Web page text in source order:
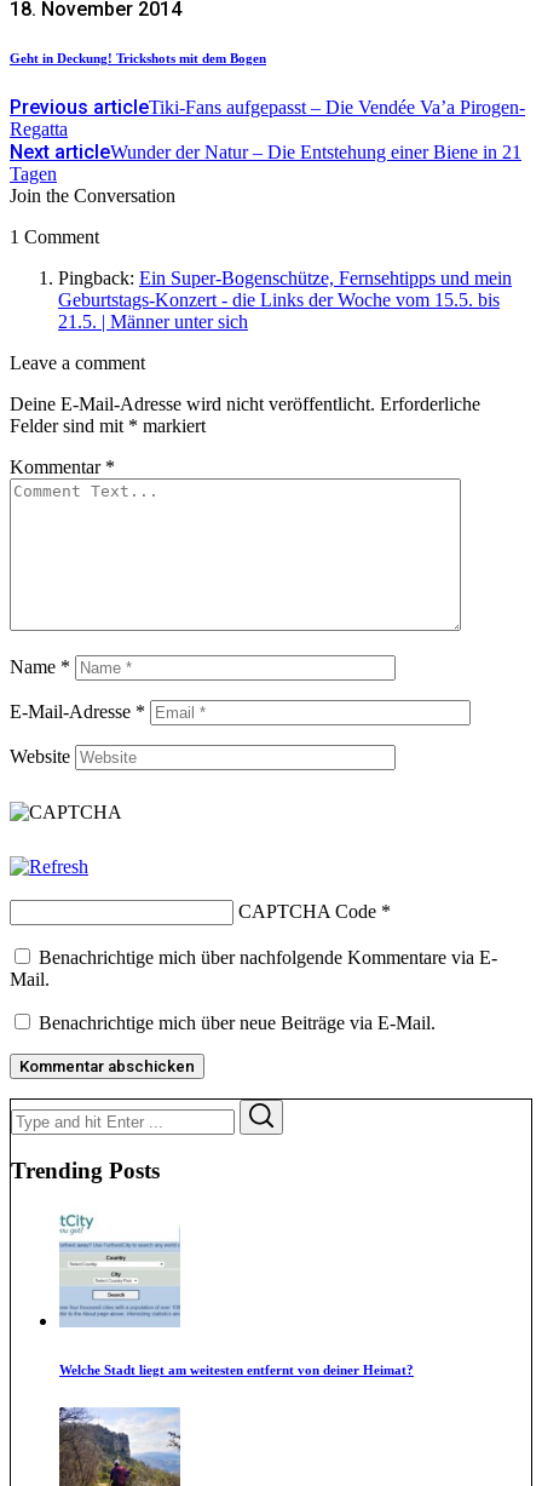
18. November 2014
Geht in Deckung! Trickshots mit dem Bogen
Previous articleTiki-Fans aufgepasst – Die Vendée Va’a Pirogen-
Regatta
Next articleWunder der Natur – Die Entstehung einer Biene in 21
Tagen
Join the Conversation
1 Comment
Pingback: Ein Super-Bogenschütze, Fernsehtipps und mein
Geburtstags-Konzert - die Links der Woche vom 15.5. bis
21.5. | Männer unter sich
Leave
comment
Leave a comment
Deine E-Mail-Adresse wird nicht veröffentlicht. Erforderliche
Felder sind mit * markiert
Kommentar *
Name *
E-Mail-Adresse *
Website
CAPTCHA Code *
Benachrichtige mich über nachfolgende Kommentare via E-
Mail.
Benachrichtige mich über neue Beiträge via E-Mail.
Search
for:
Trending Posts
Welche Stadt liegt am weitesten entfernt von deiner Heimat?